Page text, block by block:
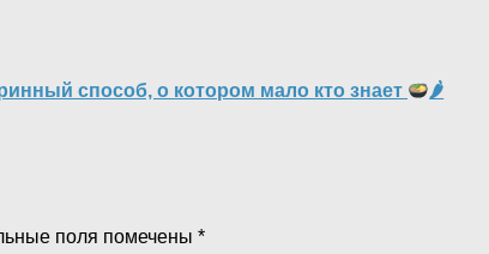
способ, о котором мало кто знает 🌶
поля помечены *